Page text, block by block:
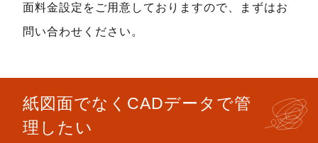
面料金設定をご用意しておりますので、まずはお
問い合わせください。
紙図面でなくCADデータで管
理したい